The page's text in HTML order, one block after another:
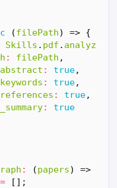
(filePath) => {
Skills . pdf . analyze
: filePath ,
: true,
: true,
: true,
:
true
: (papers) =>
=
[];